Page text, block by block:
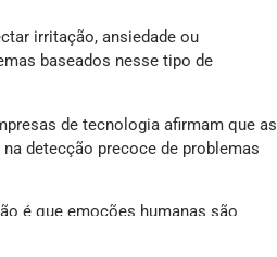
irritação, ansiedade ou
baseados nesse tipo de
de tecnologia afirmam que as
detecção precoce de problemas
é que emoções humanas são